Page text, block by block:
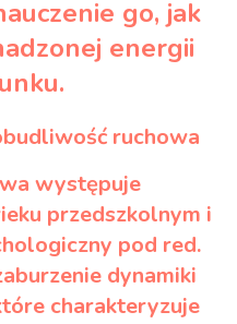
go, jak
energii
ruchowa
występuje
przedszkolnym i
pod red.
dynamiki
charakteryzuje